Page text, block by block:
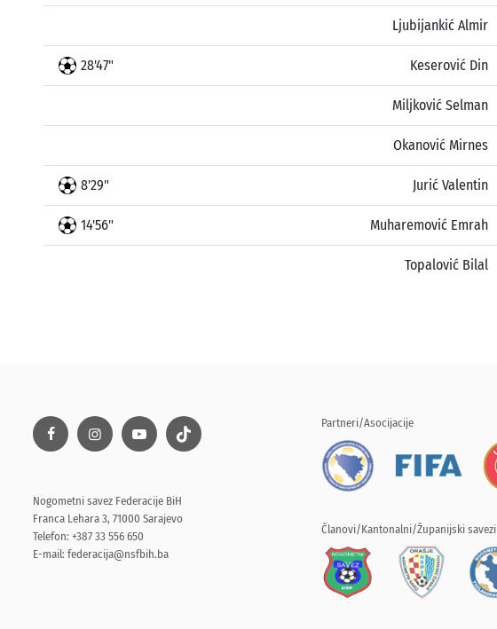
Ljubijankić Almir
28'47" Keserović Din
Miljković Selman
Okanović Mirnes
8'29" Jurić Valentin
14'56" Muharemović Emrah
Topalović Bilal
Nogometni savez Federacije BiH
Franca Lehara 3, 71000 Sarajevo
Telefon: +387 33 556 650
E-mail: federacija@nsfbih.ba
Partneri/Asocijacije
Članovi/Kantonalni/Županijski savezi